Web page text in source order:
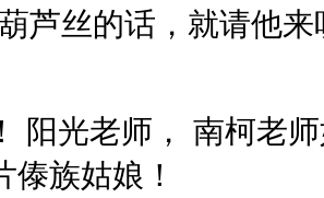
芦丝的话，就请
阳光老师， 南柯老
傣族姑娘！